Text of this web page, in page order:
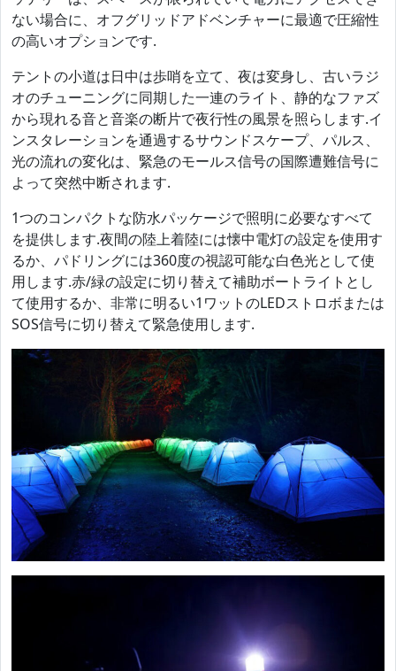
ない場合に、オフグリッドアドベンチャーに最適で圧縮性
の高いオプションです.
テントの小道は日中は歩哨を立て、夜は変身し、古いラジ
オのチューニングに同期した一連のライト、静的なファズ
から現れる音と音楽の断片で夜行性の風景を照らします.イ
ンスタレーションを通過するサウンドスケープ、パルス、
光の流れの変化は、緊急のモールス信号の国際遭難信号に
よって突然中断されます.
1つのコンパクトな防水パッケージで照明に必要なすべて
を提供します.夜間の陸上着陸には懐中電灯の設定を使用す
るか、パドリングには360度の視認可能な白色光として使
用します.赤/緑の設定に切り替えて補助ボートライトとし
て使用するか、非常に明るい1ワットのLEDストロボまたは
SOS信号に切り替えて緊急使用します.